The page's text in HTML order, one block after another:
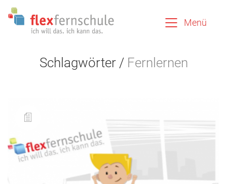
Menü
Schlagwörter / Fernlernen